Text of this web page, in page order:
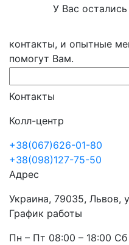
У Вас
контакты, и опытные
помогут Вам.
Контакты
Колл-центр
+38(067)626-01-80
+38(098)127-75-50
Адрес
Украина, 79035, Львов,
График работы
Пн – Пт 08:00 – 18:00